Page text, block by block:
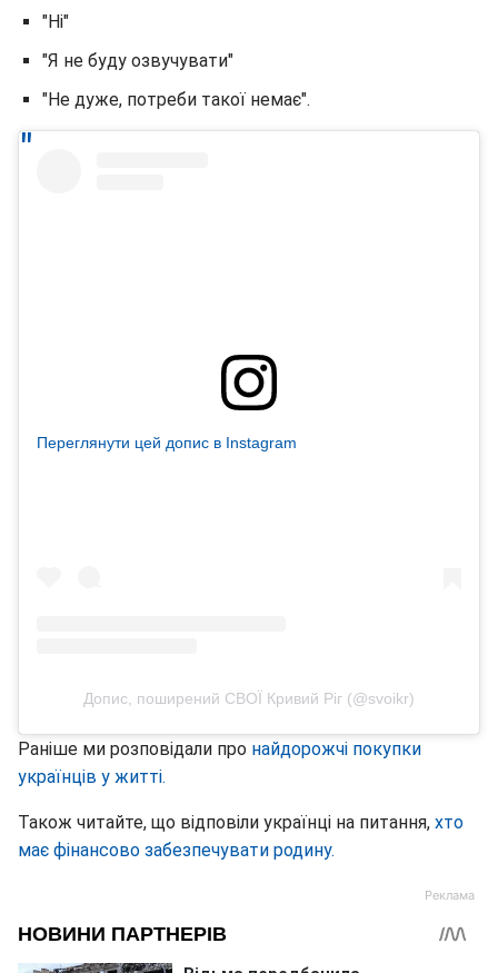
"Ні"
"Я не буду озвучувати"
"Не дуже, потреби такої немає".
Переглянути цей допис в Instagram
Допис, поширений СВОЇ Кривий Ріг (@svoikr)
Раніше ми розповідали про найдорожчі покупки
українців у житті.
Також читайте, що відповіли українці на питання, хто
має фінансово забезпечувати родину.